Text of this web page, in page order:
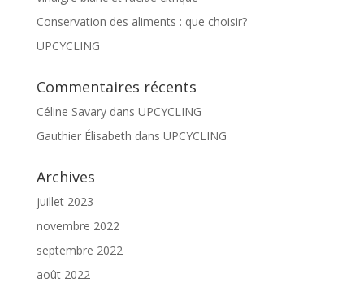
Conservation des aliments : que choisir?
UPCYCLING
Commentaires récents
Céline Savarydans UPCYCLING
Gauthier Élisabeth dans UPCYCLING
Archives
juillet 2023
novembre 2022
septembre 2022
août 2022